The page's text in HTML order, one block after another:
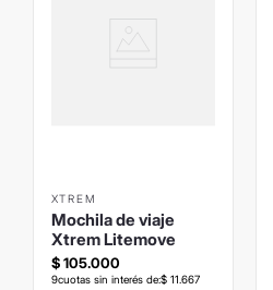
XTREM
Mochila de viaje
Xtrem Litemove
$ 105.000
9cuotas sin interés de:$ 11 667